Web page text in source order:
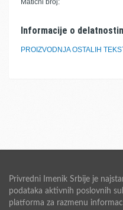
Matični broj:
Informacije o
PROIZVODNJA OSTALIH
Privredni Imenik Srbije je
podataka aktivnih poslovnih
platforma za razmenu